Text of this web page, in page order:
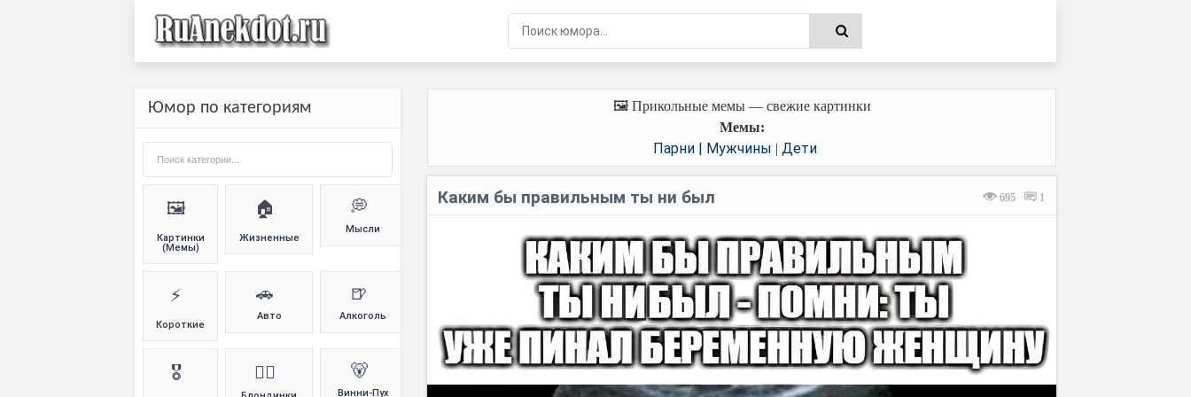
🖼️ Прикольные мемы — свежие картинки
Мемы:
Парни | Мужчины | Дети
695 1
Каким бы правильным ты ни был
Юмор по категориям
🖼️
Картинки
(Мемы)
🏠
Жизненные
💭
Мысли
⚡
Короткие
🚗
Авто
🍺
Алкоголь
🎖️ 👱‍♀️ 🐻
Винни-Пух